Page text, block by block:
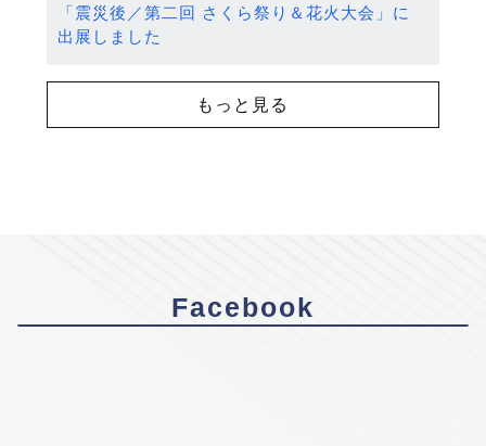
「震災後／第二回 さくら祭り＆花火大会」に
出展しました
もっと見る
Facebook